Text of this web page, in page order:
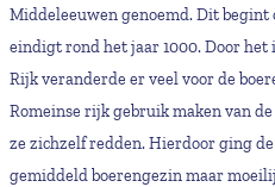
Middeleeuwen genoemd. Dit begint
eindigt rond het jaar 1000. Door het
Rijk veranderde er veel voor de
Romeinse rijk gebruik maken van
ze zichzelf redden. Hierdoor ging
gemiddeld boerengezin maar